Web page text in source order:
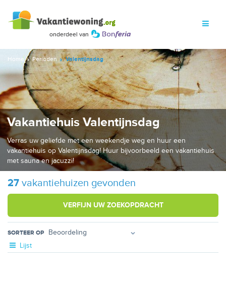
Home Perioden Valentijnsdag
Vakantiehuis Valentijnsdag
Verras uw geliefde met een weekendje weg en huur een
vakantiehuis op Valentijnsdag! Huur bijvoorbeeld een vakantiehuis
met sauna en jacuzzi!
27 vakantiehuizen gevonden
VERFIJN UW ZOEKOPDRACHT
SORTEER OP
Lijst